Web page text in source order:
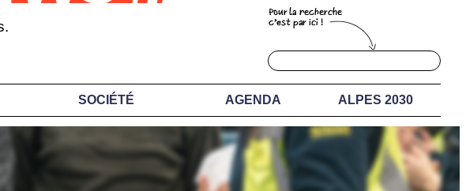
SOCIÉTÉ AGENDA ALPES 2030